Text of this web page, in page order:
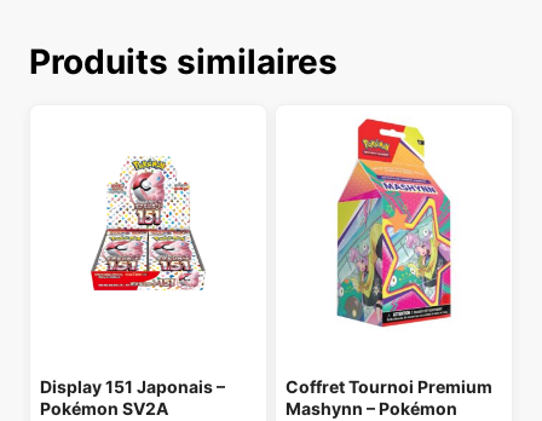
Produits similaires
Display 151 Japonais –
Pokémon SV2A
Coffret Tournoi Premium
Mashynn – Pokémon